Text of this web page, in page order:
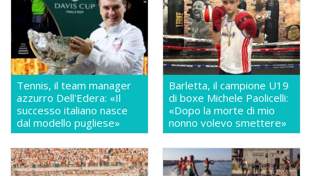
Tennis, il team manager
azzurro Dell'Edera: «Il
successo italiano nasce
dal modello pugliese»
Barletta, il campione U19
di boxe Michele Paolicelli:
«Dopo la morte di mio
nonno volevo smettere»